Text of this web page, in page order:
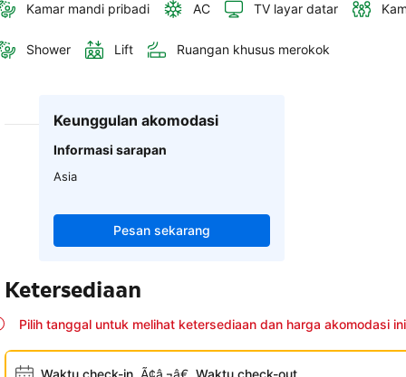
Kamar mandi pribadi AC TV layar datar
Shower Lift Ruangan khusus merokok
Keunggulan akomodasi
Informasi sarapan
Asia
Pesan sekarang
Ketersediaan
Pilih tanggal untuk melihat ketersediaan dan harga akomodasi ini
Waktu check-in Ã¢â‚¬â€ Waktu check-out